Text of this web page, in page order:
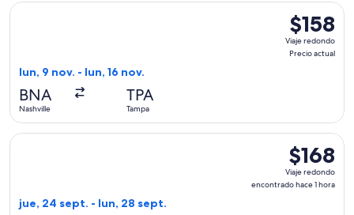
$158
Viaje
redondo,
$158
Viaje redondo
Precio actual
lun, 9 nov. - lun, 16 nov.
BNA
Nashville
TPA
Tampa
Seleccionar vuelo de Frontier Airlines, con salida el lun, 9
$168
Viaje
redondo,
$168
Viaje redondo
encontrado hace 1 hora
jue, 24 sept. - lun, 28 sept.
Seleccionar vuelo de Frontier Airlines, con salida el jue, 24